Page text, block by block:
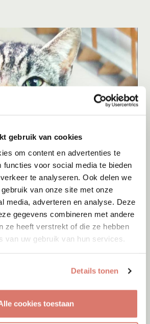
gebruik van cookies
om content en advertenties te
functies voor social media te bieden
te analyseren. Ook delen we
van onze site met onze
media, adverteren en analyse. Deze
gegevens combineren met andere
ze heeft verstrekt of die ze hebben
van uw gebruik van hun services.
Details tonen
cookies toestaan